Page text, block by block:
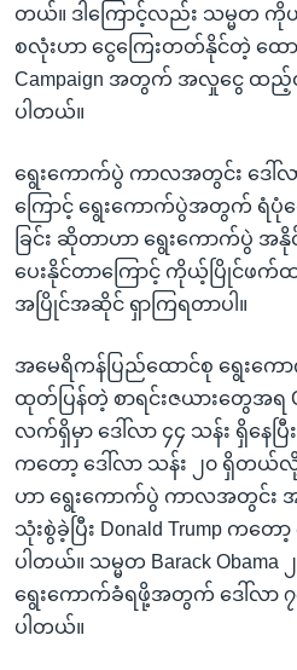
တယ်။ ဒါကြောင့်လည်း သမ္မတ ကို
စလုံးဟာ ငွေကြေးတတ်နိုင်တဲ့ ထ
Campaign အတွက် အလှုငွေ ထည့်ဝ
ပါတယ်။
ရွေးကောက်ပွဲ ကာလအတွင်း ဒေါ်လ
ကြောင့် ရွေးကောက်ပွဲအတွက် ရံပုံ
ခြင်း ဆိုတာဟာ ရွေးကောက်ပွဲ အ
ပေးနိုင်တာကြောင့် ကိုယ့်ပြိုင်ဖ
အပြိုင်အဆိုင် ရှာကြရတာပါ။
အမေရိကန်ပြည်ထောင်စု ရွေးကေ
ထုတ်ပြန်တဲ့ စာရင်းဇယားတွေအရ
လက်ရှိမှာ ဒေါ်လာ ၄၄ သန်း ရှိနေပြီး
ကတော့ ဒေါ်လာ သန်း ၂၀ ရှိတယ်လို့
ဟာ ရွေးကောက်ပွဲ ကာလအတွင်း အ
သုံးစွဲခဲ့ပြီး Donald Trump က
ပါတယ်။ သမ္မတ Barack Obama
ရွေးကောက်ခံရဖို့အတွက် ဒေါ်လာ
ပါတယ်။